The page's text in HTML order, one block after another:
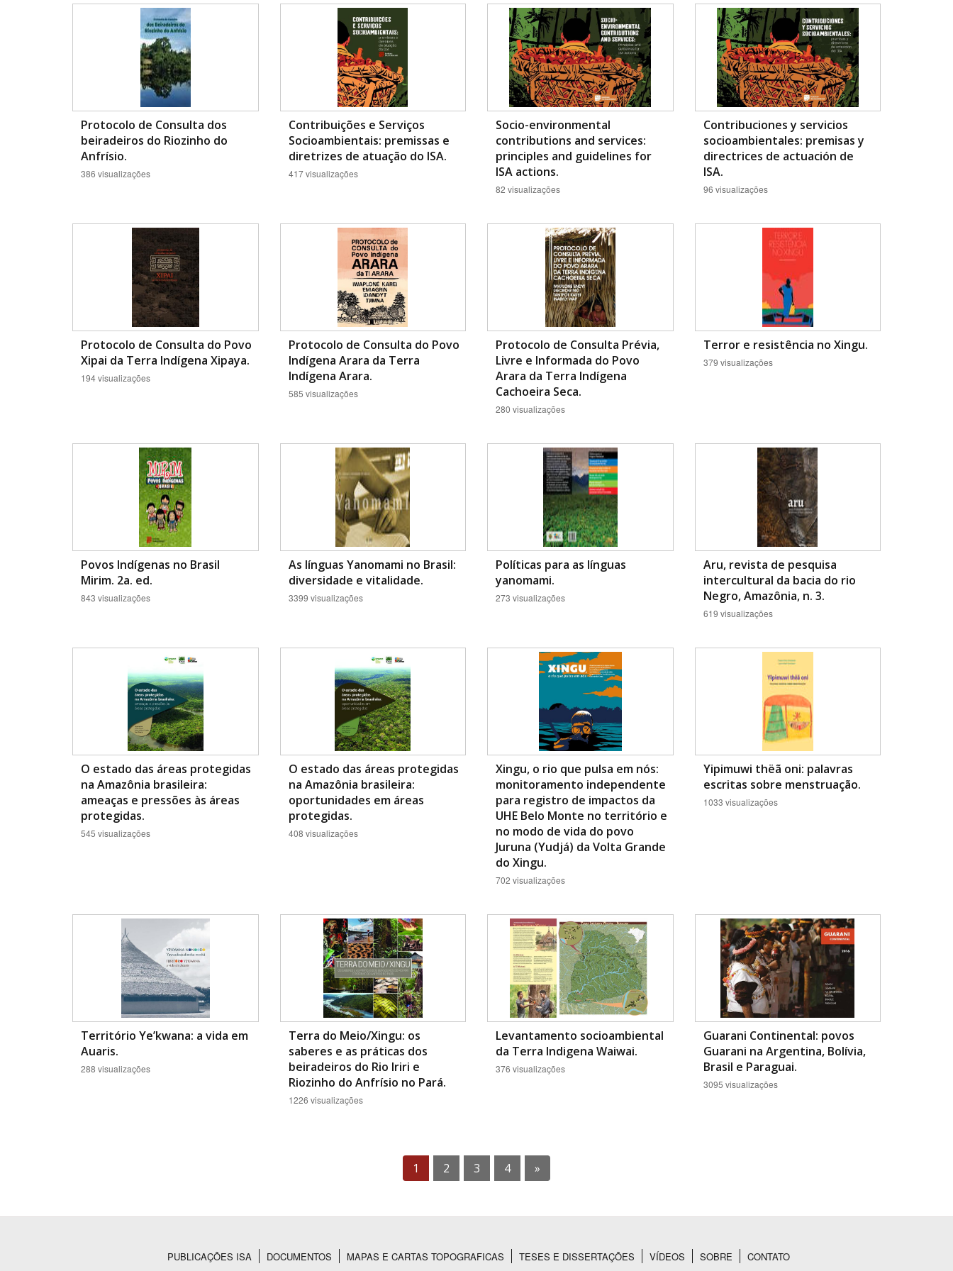
Área de Levantamento Área Protegida
BUSCAR
Protocolo de Consulta dos
beiradeiros do Riozinho do
Anfrísio.
386 visualizações
Contribuições e Serviços
Socioambientais: premissas e
diretrizes de atuação do ISA.
417 visualizações
Socio-environmental
contributions and services:
principles and guidelines for
ISA actions.
82 visualizações
Contribuciones y servicios
socioambientales: premisas y
directrices de actuación de
ISA.
96 visualizações
Protocolo de Consulta do Povo
Xipai da Terra Indígena Xipaya.
194 visualizações
Protocolo de Consulta do Povo
Indígena Arara da Terra
Indígena Arara.
585 visualizações
Protocolo de Consulta Prévia,
Livre e Informada do Povo
Arara da Terra Indígena
Cachoeira Seca.
280 visualizações
Terror e resistência no Xingu.
379 visualizações
Povos Indígenas no Brasil
Mirim. 2a. ed.
843 visualizações
As línguas Yanomami no Brasil:
diversidade e vitalidade.
3399 visualizações
Políticas para as línguas
yanomami.
273 visualizações
Aru, revista de pesquisa
intercultural da bacia do rio
Negro, Amazônia, n. 3.
619 visualizações
O estado das áreas protegidas
na Amazônia brasileira:
ameaças e pressões às áreas
protegidas.
545 visualizações
O estado das áreas protegidas
na Amazônia brasileira:
oportunidades em áreas
protegidas.
408 visualizações
Xingu, o rio que pulsa em nós:
monitoramento independente
para registro de impactos da
UHE Belo Monte no território e
no modo de vida do povo
Juruna (Yudjá) da Volta Grande
do Xingu.
702 visualizações
Yipimuwi thëã oni: palavras
escritas sobre menstruação.
1033 visualizações
Território Ye’kwana: a vida em
Auaris.
288 visualizações
Terra do Meio/Xingu: os
saberes e as práticas dos
beiradeiros do Rio Iriri e
Riozinho do Anfrísio no Pará.
1226 visualizações
Levantamento socioambiental
da Terra Indigena Waiwai.
376 visualizações
Guarani Continental: povos
Guarani na Argentina, Bolívia,
Brasil e Paraguai.
3095 visualizações
1 2 3 4 »
PUBLICAÇÕES ISA DOCUMENTOS MAPAS E CARTAS TOPOGRAFICAS TESES E DISSERTAÇÕES VÍDEOS SOBRE CONTATO